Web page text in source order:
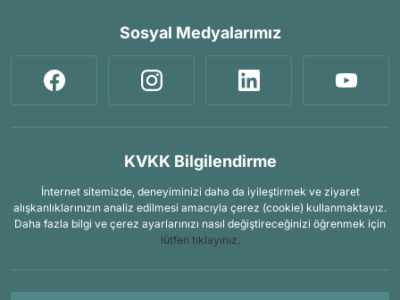
Sosyal Medyalarımız
KVKK Bilgilendirme
İnternet sitemizde, deneyiminizi daha da iyileştirmek ve ziyaret
alışkanlıklarınızın analiz edilmesi amacıyla çerez (cookie) kullanmaktayız.
Daha fazla bilgi ve çerez ayarlarınızı nasıl değiştireceğinizi öğrenmek için
lütfen tıklayınız.